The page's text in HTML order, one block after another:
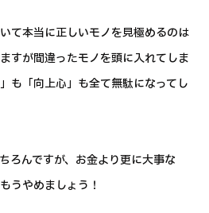
て本当に正しいモノを見極めるのは
すが間違ったモノを頭に入れてしま
も「向上心」も全て無駄になってし
ろんですが、お金より更に大事な
うやめましょう！